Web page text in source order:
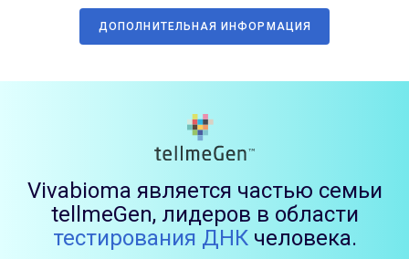
ДОПОЛНИТЕЛЬНАЯ ИНФОРМАЦИЯ
Vivabioma является частью семьи
tellmeGen, лидеров в области
тестирования ДНКчеловека.